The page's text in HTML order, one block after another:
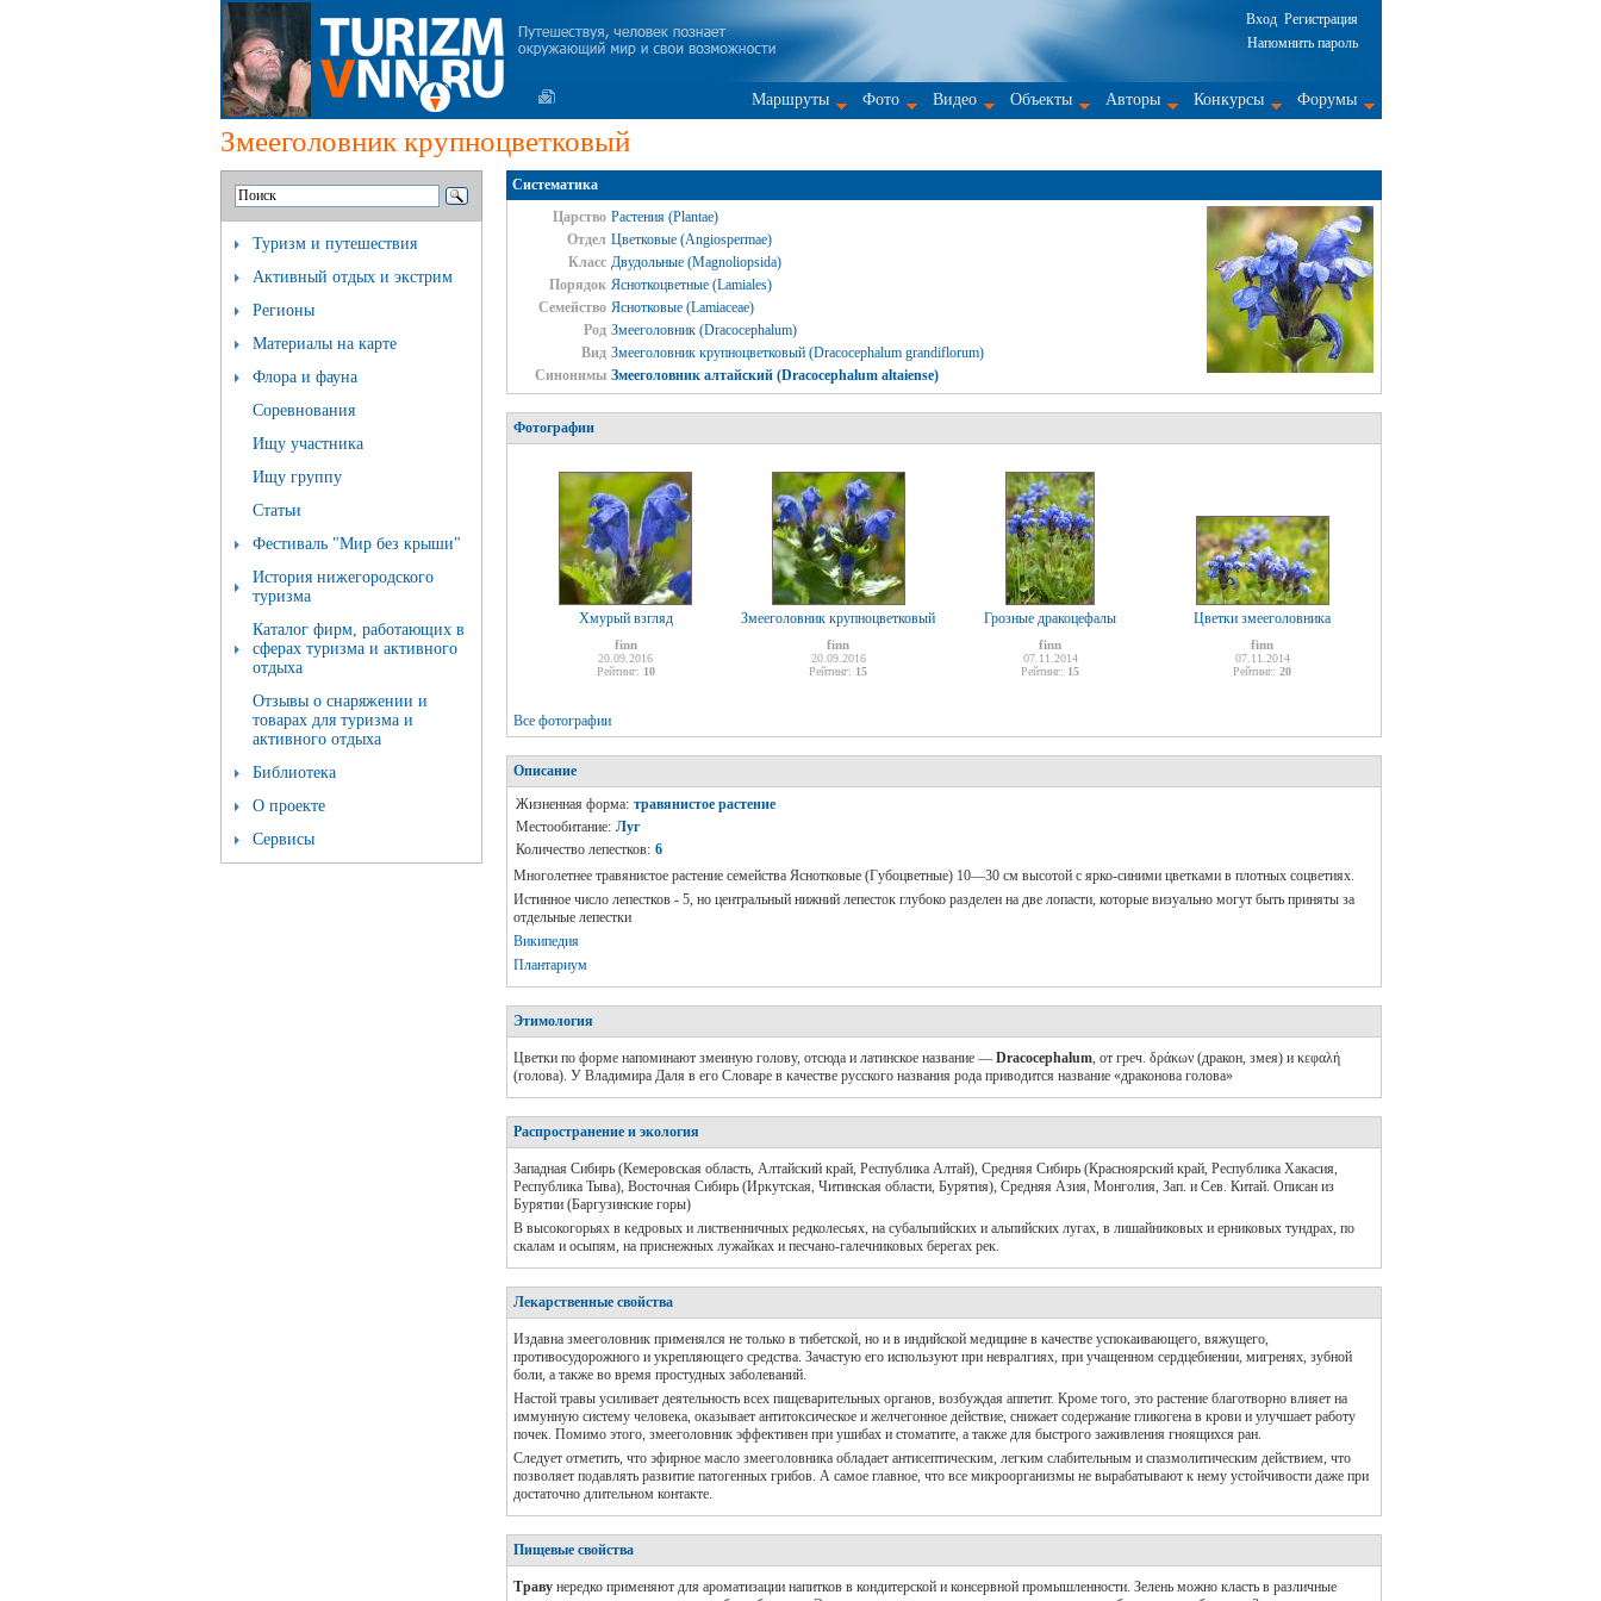
Вход Регистрация
Напомнить пароль
Маршруты Фото Видео Объекты Авторы Конкурсы Форумы
Змееголовник крупноцветковый
Туризм и путешествия
Активный отдых и экстрим
Регионы
Материалы на карте
Флора и фауна
Соревнования
Ищу участника
Ищу группу
Статьи
Фестиваль "Мир без крыши"
История нижегородского
туризма
Каталог фирм, работающих в
сферах туризма и активного
отдыха
Отзывы о снаряжении и
товарах для туризма и
активного отдыха
Библиотека
О проекте
Сервисы
Систематика
Царство Растения (Plantae)
Отдел Цветковые (Angiospermae)
Класс Двудольные (Magnoliopsida)
Порядок Ясноткоцветные (Lamiales)
Семейство Яснотковые (Lamiaceae)
Род Змееголовник (Dracocephalum)
Вид Змееголовник крупноцветковый (Dracocephalum grandiflorum)
Синонимы Змееголовник алтайский (Dracocephalum altaiense)
Фотографии
Хмурый взгляд
finn
20.09.2016
Рейтинг: 10
Змееголовник крупноцветковый
finn
20.09.2016
Рейтинг: 15
Грозные дракоцефалы
finn
07.11.2014
Рейтинг: 15
Цветки змееголовника
finn
07.11.2014
Рейтинг: 20
Все фотографии
Описание
Жизненная форма: травянистое растение
Местообитание: Луг
Количество лепестков: 6
Многолетнее травянистое растение семейства Яснотковые (Губоцветные) 10—30 см высотой с ярко-синими цветками в плотных соцветиях.
Истинное число лепестков - 5, но центральный нижний лепесток глубоко разделен на две лопасти, которые визуально могут быть приняты за
отдельные лепестки
Википедия
Плантариум
Этимология
Цветки по форме напоминают змеиную голову, отсюда и латинское название — Dracocephalum, от греч. δράκων (дракон, змея) и κεφαλή
(голова). У Владимира Даля в его Словаре в качестве русского названия рода приводится название «драконова голова»
Распространение и экология
Западная Сибирь (Кемеровская область, Алтайский край, Республика Алтай), Средняя Сибирь (Красноярский край, Республика Хакасия,
Республика Тыва), Восточная Сибирь (Иркутская, Читинская области, Бурятия), Средняя Азия, Монголия, Зап. и Сев. Китай. Описан из
Бурятии (Баргузинские горы)
В высокогорьях в кедровых и лиственничных редколесьях, на субальпийских и альпийских лугах, в лишайниковых и ерниковых тундрах, по
скалам и осыпям, на приснежных лужайках и песчано-галечниковых берегах рек.
Лекарственные свойства
Издавна змееголовник применялся не только в тибетской, но и в индийской медицине в качестве успокаивающего, вяжущего,
противосудорожного и укрепляющего средства. Зачастую его используют при невралгиях, при учащенном сердцебиении, мигренях, зубной
боли, а также во время простудных заболеваний.
Настой травы усиливает деятельность всех пищеварительных органов, возбуждая аппетит. Кроме того, это растение благотворно влияет на
иммунную систему человека, оказывает антитоксическое и желчегонное действие, снижает содержание гликогена в крови и улучшает работу
почек. Помимо этого, змееголовник эффективен при ушибах и стоматите, а также для быстрого заживления гноящихся ран.
Следует отметить, что эфирное масло змееголовника обладает антисептическим, легким слабительным и спазмолитическим действием, что
позволяет подавлять развитие патогенных грибов. А самое главное, что все микроорганизмы не вырабатывают к нему устойчивости даже при
достаточно длительном контакте.
Пищевые свойства
Траву нередко применяют для ароматизации напитков в кондитерской и консервной промышленности. Зелень можно класть в различные